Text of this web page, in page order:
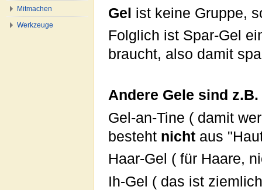
Gel ist keine Gruppe,
Folglich ist Spar-Gel
braucht, also damit
Andere Gele sind z.B.
Gel-an-Tine ( damit
besteht nicht aus
Haar-Gel ( für Haare,
Ih-Gel ( das ist
Mitmachen
Werkzeuge